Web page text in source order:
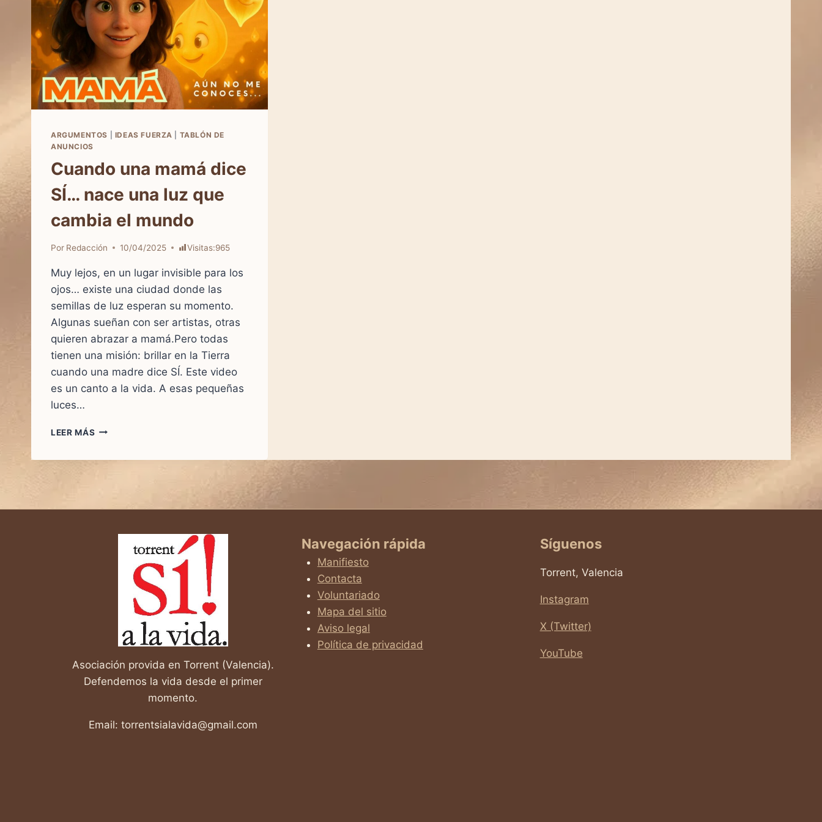
ARGUMENTOS IDEAS FUERZA
TABLÓN DE
ANUNCIOS
Cuando una mamá dice
SÍ… nace una luz que
cambia el mundo
Por Redacción 10/04/2025 Visitas:965
Muy lejos, en un lugar invisible para los
ojos… existe una ciudad donde las
semillas de luz esperan su momento.
Algunas sueñan con ser artistas, otras
quieren abrazar a mamá.Pero todas
tienen una misión: brillar en la Tierra
cuando una madre dice SÍ. Este video
es un canto a la vida. A esas pequeñas
luces…
LEER MÁS CUANDO
Asociación provida en Torrent (Valencia).
Defendemos la vida desde el primer
momento.
Email: torrentsialavida@gmail.com
Navegación rápida
Manifiesto
Contacta
Voluntariado
Mapa del sitio
Aviso legal
Política de privacidad
Síguenos
Torrent, Valencia
Instagram
X (Twitter)
YouTube